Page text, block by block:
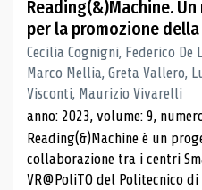
Reading(&)Machine.
per la promozione
Cecilia Cognigni, Federico
Marco Mellia, Greta Vallero,
Visconti, Maurizio Vivarelli
anno: 2023, volume: 9,
Reading(&)Machine è un
collaborazione tra i centri
VR@PoliTO del Politecnico